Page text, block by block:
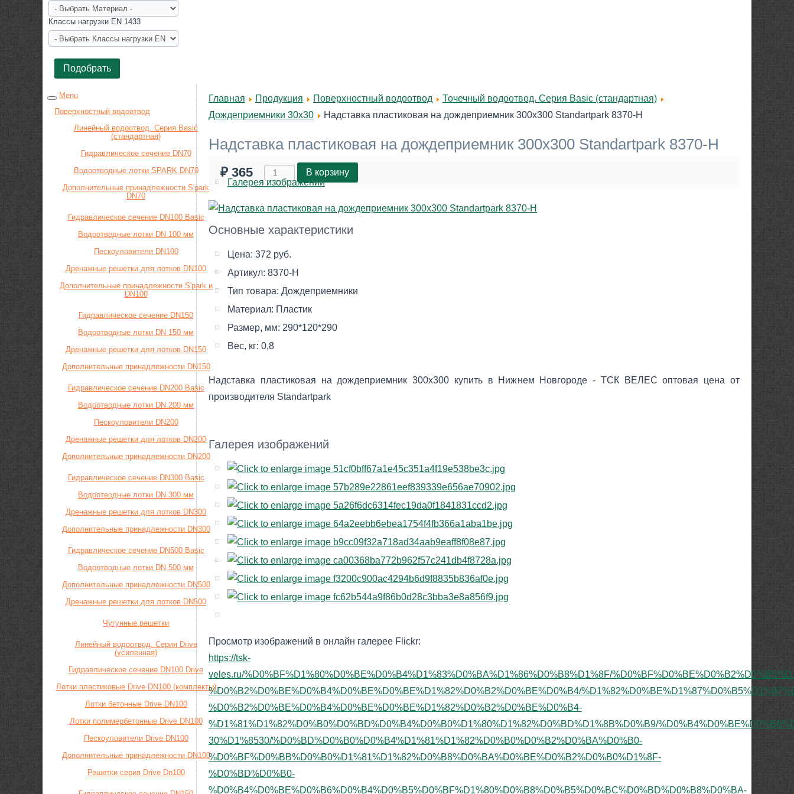
Класcы нагрузки EN 1433
Menu
Поверхностный водоотвод
Линейный водоотвод. Серия Basic
(стандартная)
Гидравлическое сечение DN70
Водоотводные лотки SPARK DN70
Дополнительные принадлежности S'park
DN70
Гидравлическое сечение DN100 Basic
Водоотводные лотки DN 100 мм
Пескоуловители DN100
Дренажные решетки для лотков DN100
Дополнительные принадлежности S'park и
DN100
Гидравлическое сечение DN150
Водоотводные лотки DN 150 мм
Дренажные решетки для лотков DN150
Дополнительные принадлежности DN150
Гидравлическое сечение DN200 Basic
Водоотводные лотки DN 200 мм
Пескоуловители DN200
Дренажные решетки для лотков DN200
Дополнительные принадлежности DN200
Гидравлическое сечение DN300 Basic
Водоотводные лотки DN 300 мм
Дренажные решетки для лотков DN300
Дополнительные принадлежности DN300
Гидравлическое сечение DN500 Basic
Водоотводные лотки DN 500 мм
Дополнительные принадлежности DN500
Дренажные решетки для лотков DN500
Чугунные решетки
Линейный водоотвод. Серия Drive
(усиленная)
Гидравлическое сечение DN100 Drive
Лотки пластиковые Drive DN100 (комплекты)
Лотки бетонные Drive DN100
Лотки полимербетонные Drive DN100
Пескоуловители Drive DN100
Дополнительные принадлежности DN100
Решетки серия Drive Dn100
Главная Продукция Поверхностный водоотвод
Точечный водоотвод. Серия Basic (стандартная)
Дождеприемники 30х30
Надставка пластиковая на дождеприемник 300х300 Standartpark 8370-Н
Надставка пластиковая на дождеприемник 300х300 Standartpark 8370-Н
₽ 365
Галерея изображений
Основные характеристики
Цена: 372 руб.
Артикул: 8370-Н
Тип товара: Дождеприемники
Материал: Пластик
Размер, мм: 290*120*290
Вес, кг: 0,8
Надставка пластиковая на дождеприемник 300х300 купить в Нижнем Новгороде - ТСК ВЕЛЕС оптовая цена от
производителя Standartpark
Галерея изображений
Просмотр изображений в онлайн галерее Flickr:
https://tsk-
veles.ru/%D0%BF%D1%80%D0%BE%D0%B4%D1%83%D0%BA%D1%86%D0%B8%D1%8F/
%D0%B2%D0%BE%D0%B4%D0%BE%D0%BE%D1%82%D0%B2%D0%BE%D0%B4/
%D0%B2%D0%BE%D0%B4%D0%BE%D0%BE%D1%82%D0%B2%D0%BE%D0%B4-
%D1%81%D1%82%D0%B0%D0%BD%D0%B4%D0%B0%D1%80%D1%82%D0%BD%D1%8B%D0%B9/
30%D1%8530/%D0%BD%D0%B0%D0%B4%D1%81%D1%82%D0%B0%D0%B2%D0%BA%D0%B0-
%D0%BF%D0%BB%D0%B0%D1%81%D1%82%D0%B8%D0%BA%D0%BE%D0%B2%D0%B0%D1%8F-
%D0%BD%D0%B0-
%D0%B4%D0%BE%D0%B6%D0%B4%D0%B5%D0%BF%D1%80%D0%B8%D0%B5%D0%BC%D0%BD%D0%B8%D0%BA-